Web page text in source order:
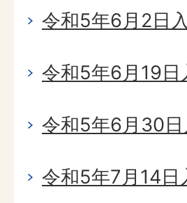
令和5年6月2日
令和5年6月19日
令和5年6月30日
令和5年7月14日